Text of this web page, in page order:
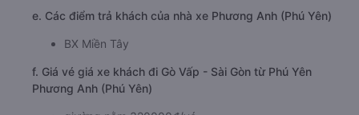
e. Các điểm trả khách của nhà xe Phương Anh (Phú Yên)
BX Miền Tây
f. Giá vé giá xe khách đi Gò Vấp - Sài Gòn từ Phú Yên
Phương Anh (Phú Yên)